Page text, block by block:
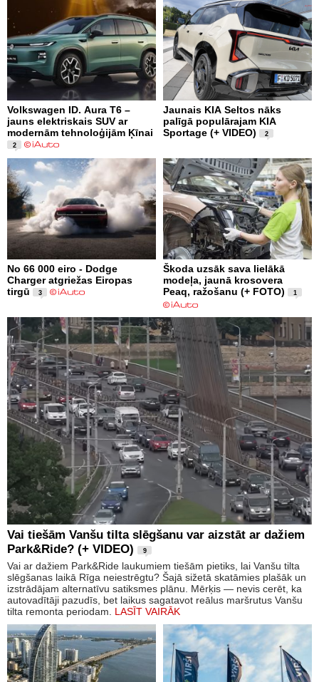
Volkswagen ID. Aura T6 –
jauns elektriskais SUV ar
modernām tehnoloģijām Ķīnai
2
Jaunais KIA Seltos nāks
palīgā populārajam KIA
Sportage (+ VIDEO)
2
No 66 000 eiro - Dodge
Charger atgriežas Eiropas
tirgū
3
Škoda uzsāk sava lielākā
modeļa, jaunā krosovera
Peaq, ražošanu (+ FOTO)
1
Vai tiešām Vanšu tilta slēgšanu var aizstāt ar dažiem
Park&Ride? (+ VIDEO)
9
Vai ar dažiem Park&Ride laukumiem tiešām pietiks, lai Vanšu tilta
slēgšanas laikā Rīga neiestrēgtu? Šajā sižetā skatāmies plašāk un
izstrādājam alternatīvu satiksmes plānu. Mērķis — nevis cerēt, ka
autovadītāji pazudīs, bet laikus sagatavot reālus maršrutus Vanšu
tilta remonta periodam. LASĪT VAIRĀK